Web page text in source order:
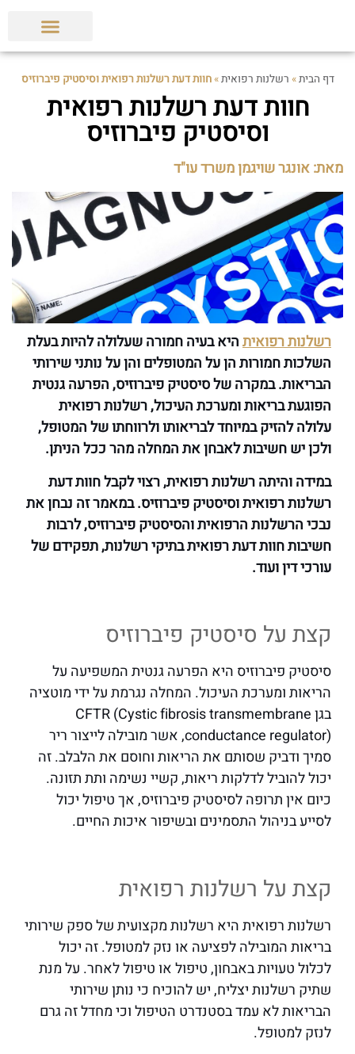
דף הבית» רשלנות רפואית»חוות דעת רשלנות רפואית וסיסטיק פיברוזיס
חוות דעת רשלנות רפואית
וסיסטיק פיברוזיס
מאת: אונגר שויגמן משרד עו"ד
רשלנות רפואיתהיא בעיה חמורה שעלולה להיות בעלת
השלכות חמורות הן על המטופלים והן על נותני שירותי
הבריאות. במקרה של סיסטיק פיברוזיס, הפרעה גנטית
הפוגעת בריאות ומערכת העיכול, רשלנות רפואית
עלולה להזיק במיוחד לבריאותו ולרווחתו של המטופל,
ולכן יש חשיבות לאבחן את המחלה מהר ככל הניתן.
במידה והיתה רשלנות רפואית, רצוי לקבל חוות דעת
רשלנות רפואית וסיסטיק פיברוזיס. במאמר זה נבחן את
נבכי הרשלנות הרפואית והסיסטיק פיברוזיס, לרבות
חשיבות חוות דעת רפואית בתיקי רשלנות, תפקידם של
עורכי דין ועוד.
קצת על סיסטיק פיברוזיס
סיסטיק פיברוזיס היא הפרעה גנטית המשפיעה על
הריאות ומערכת העיכול. המחלה נגרמת על ידי מוטציה
בגן CFTR (Cystic fibrosis transmembrane
conductance regulator), אשר מובילה לייצור ריר
סמיך ודביק שסותם את הריאות וחוסם את הלבלב. זה
יכול להוביל לדלקות ריאות, קשיי נשימה ותת תזונה.
כיום אין תרופה לסיסטיק פיברוזיס, אך טיפול יכול
לסייע בניהול התסמינים ובשיפור איכות החיים.
קצת על רשלנות רפואית
רשלנות רפואית היא רשלנות מקצועית של ספק שירותי
בריאות המובילה לפציעה או נזק למטופל. זה יכול
לכלול טעויות באבחון, טיפול או טיפול לאחר. על מנת
שתיק רשלנות יצליח, יש להוכיח כי נותן שירותי
הבריאות לא עמד בסטנדרט הטיפול וכי מחדל זה גרם
לנזק למטופל.